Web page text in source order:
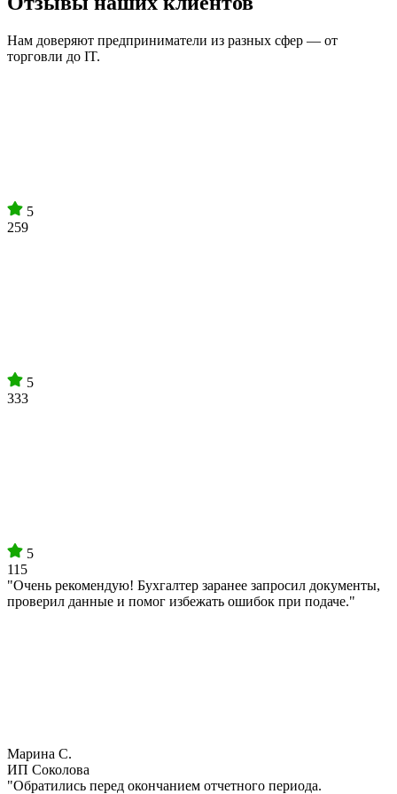
Нам доверяют предприниматели из разных сфер — от
торговли до IT.
5
259
5
333
5
115
"Очень рекомендую! Бухгалтер заранее запросил документы,
проверил данные и помог избежать ошибок при подаче."
Марина С.
ИП Соколова
"Обратились перед окончанием отчетного периода.